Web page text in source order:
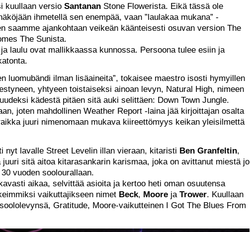
kuullaan versio Santanan Stone Flowerista. Eikä tässä ole
ihmetellä sen enempää, vaan ”laulakaa mukana” -
saamme ajankohtaan veikeän käänteisesti osuvan version The
The Sunista.
laulu ovat mallikkaassa kunnossa. Persoona tulee esiin ja
luomubändi ilman lisäaineita”, tokaisee maestro isosti hymyillen
yhtyeen toistaiseksi ainoan levyn, Natural High, nimeen
kädestä pitäen sitä auki selittäen: Down Town Jungle.
joten mahdollinen Weather Report -laina jää kirjoittajan osalta
juuri nimenomaan mukava kiireettömyys keikan yleisilmettä
nyt lavalle Street Levelin illan vieraan, kitaristi Ben Granfeltin,
juuri sitä aitoa kitarasankarin karismaa, joka on avittanut miestä jo
vuoden soolourallaan.
aikaa, selvittää asioita ja kertoo heti oman osuutensa
vaikuttajikseen nimet Beck, Moore ja Trower. Kuullaan
Gratitude, Moore-vaikutteinen I Got The Blues From